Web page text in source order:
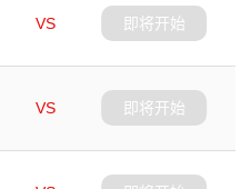
VS
即将开始
VS
即将开始